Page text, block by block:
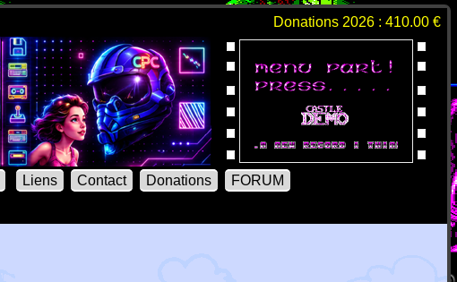
Donations 2026 : 410.00 €
Liens Contact Donations
FORUM